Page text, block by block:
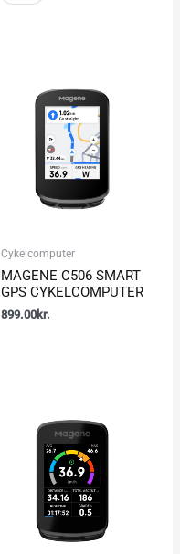
Cykelcomputer
MAGENE C506 SMART
GPS CYKELCOMPUTER
899.00kr.